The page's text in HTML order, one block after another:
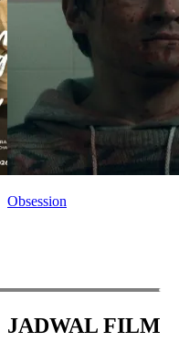
Obsession
JADWAL FILM